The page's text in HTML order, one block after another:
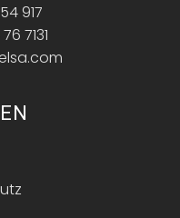
917
7131